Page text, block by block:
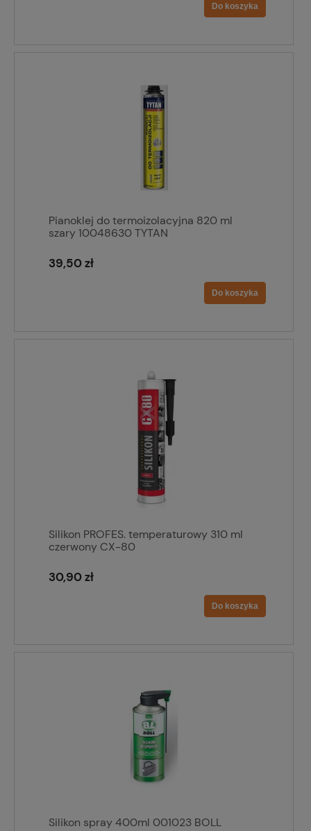
Do koszyka
Pianoklej do termoizolacyjna 820 ml
szary 10048630 TYTAN
39,50 zł
Do koszyka
Silikon PROFES. temperaturowy 310 ml
czerwony CX-80
30,90 zł
Do koszyka
Silikon spray 400ml 001023 BOLL